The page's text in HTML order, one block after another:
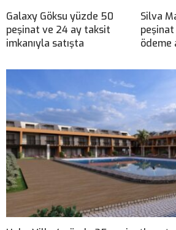
Galaxy Göksu yüzde 50
peşinat ve 24 ay taksit
imkanıyla satışta
Silva
ödeme